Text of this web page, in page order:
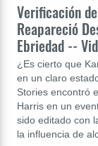
Verificación
Reapareció
Ebriedad --
¿Es cierto que
en un claro
Stories encontró
Harris en un
sido editado con
la influencia de